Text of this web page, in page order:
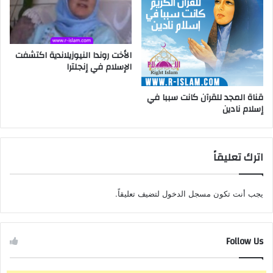
قناة المجد للقرآن كانت سببا في
إسلام نادين
الأخت روندا النيوزيلاندية اكتشفت
الإسلام في إنجلترا
اترك تعليقاً
يجب أنت تكون مسجل الدخول لتضيف تعليقاً.
Follow Us